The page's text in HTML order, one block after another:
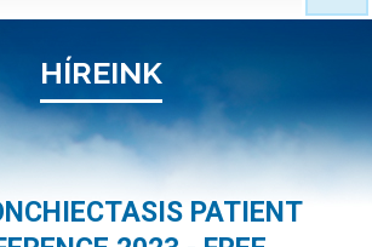
HÍREINK
PATIENT